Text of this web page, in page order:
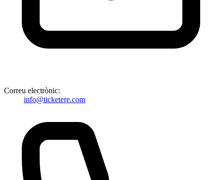
Correu electrònic:
info@ticketere.com